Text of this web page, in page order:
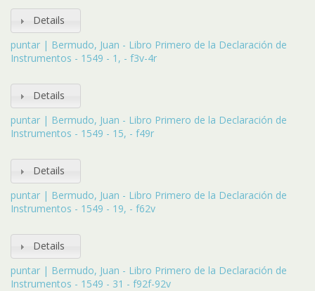
Details
puntar | Bermudo, Juan - Libro Primero de la Declaración de
Instrumentos - 1549 - 1, - f3v-4r
Details
puntar | Bermudo, Juan - Libro Primero de la Declaración de
Instrumentos - 1549 - 15, - f49r
Details
puntar | Bermudo, Juan - Libro Primero de la Declaración de
Instrumentos - 1549 - 19, - f62v
Details
puntar | Bermudo, Juan - Libro Primero de la Declaración de
Instrumentos - 1549 - 31 - f92f-92v